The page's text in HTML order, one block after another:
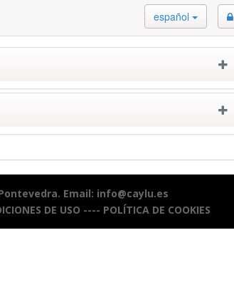
español
Pontevedra. Email: info@caylu.es
DE USO ---- POLÍTICA DE COOKIES